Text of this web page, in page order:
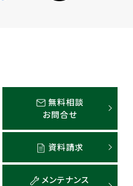
無料相談
お問合せ
資料請求
メンテナンス